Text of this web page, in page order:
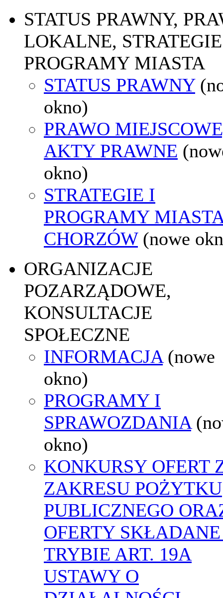
STATUS PRAWNY,
LOKALNE,
PROGRAMY MIASTA
STATUS PRAWNY
okno)
PRAWO
AKTY PRAWNE
okno)
STRATEGIE I
PROGRAMY
CHORZÓW (nowe
ORGANIZACJE
POZARZĄDOWE,
KONSULTACJE
SPOŁECZNE
INFORMACJA (nowe
okno)
PROGRAMY I
SPRAWOZDANIA
okno)
KONKURSY OFERT
ZAKRESU POŻYTKU
PUBLICZNEGO
OFERTY
TRYBIE ART. 19A
USTAWY O